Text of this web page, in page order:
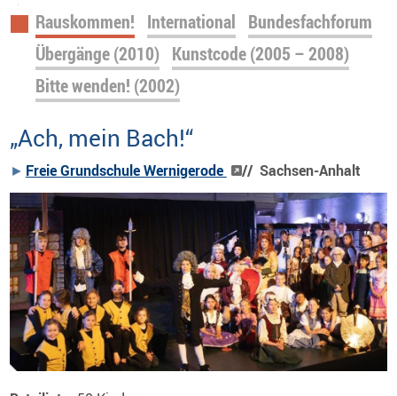
Navigation
überspringen
Rauskommen! International Bundesfachforum
Übergänge (2010) Kunstcode (2005 – 2008)
Bitte wenden! (2002)
„Ach, mein Bach!“
Freie Grundschule Wernigerode // Sachsen-Anhalt